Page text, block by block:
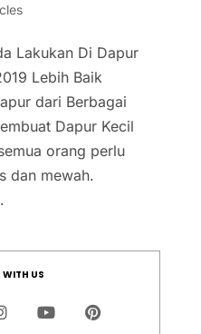
Lakukan Di Dapur
Lebih Baik
dari Berbagai
Dapur Kecil
orang perlu
dan mewah.
WITH US